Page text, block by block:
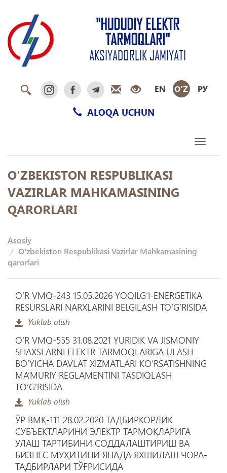
"HUDUDIY ELEKTR
TARMOQLARI"
AKSIYADORLIK JAMIYATI
EN O‘Z РУ
ALOQA UCHUN
Toggle
O'ZBEKISTON RESPUBLIKASI
VAZIRLAR MAHKAMASINING
QARORLARI
Asosiy
O'zbekiston Respublikasi Vazirlar Mahkamasining
qarorlari
O'R VMQ-243 15.05.2026 YOQILGʻI-ENERGETIKA
RESURSLARI NARXLARINI BELGILASH TOʻGʻRISIDA
Yuklab olish
O'R VMQ-555 31.08.2021 YURIDIK VA JISMONIY
SHAXSLARNI ELEKTR TARMOQLARIGA ULASH
BО‘YICHA DAVLAT XIZMATLARI KО‘RSATISHNING
MA’MURIY REGLAMENTINI TASDIQLASH
TО‘G‘RISIDA
Yuklab olish
ЎР ВМҚ-111 28.02.2020 ТАДБИРКОРЛИК
СУБЪЕКТЛАРИНИ ЭЛЕКТР ТАРМОҚЛАРИГА
УЛАШ ТАРТИБИНИ СОДДАЛАШТИРИШ ВА
БИЗНЕС МУҲИТИНИ ЯНАДА ЯХШИЛАШ ЧОРА-
ТАДБИРЛАРИ ТЎҒРИСИДА